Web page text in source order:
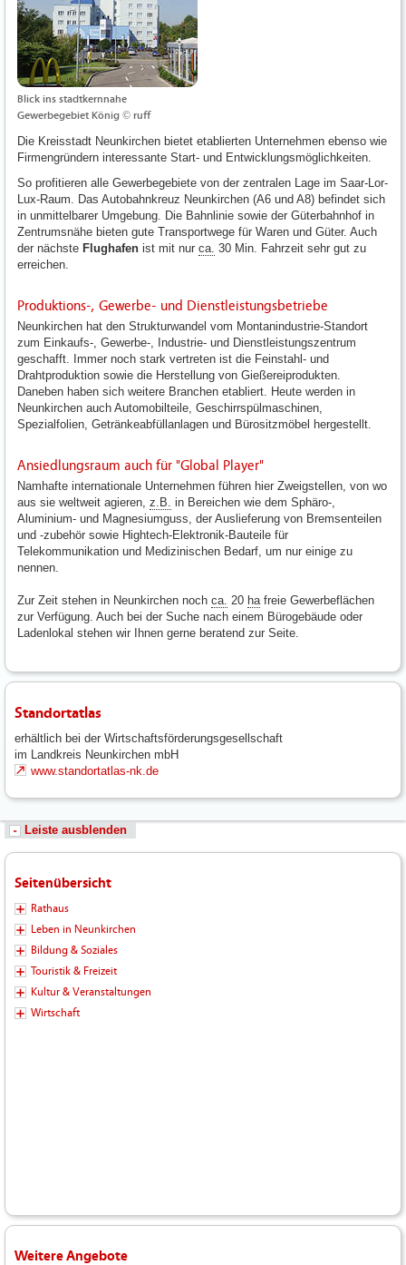
Blick ins stadtkernnahe
Gewerbegebiet König © ruff
Die Kreisstadt Neunkirchen bietet etablierten Unternehmen ebenso wie
Firmengründern interessante Start- und Entwicklungsmöglichkeiten.
So profitieren alle Gewerbegebiete von der zentralen Lage im Saar-Lor-
Lux-Raum. Das Autobahnkreuz Neunkirchen (A6 und A8) befindet sich
in unmittelbarer Umgebung. Die Bahnlinie sowie der Güterbahnhof in
Zentrumsnähe bieten gute Transportwege für Waren und Güter. Auch
der nächste Flughafen ist mit nur ca. 30 Min. Fahrzeit sehr gut zu
erreichen.
Produktions-, Gewerbe- und Dienstleistungsbetriebe
Neunkirchen hat den Strukturwandel vom Montanindustrie-Standort
zum Einkaufs-, Gewerbe-, Industrie- und Dienstleistungszentrum
geschafft. Immer noch stark vertreten ist die Feinstahl- und
Drahtproduktion sowie die Herstellung von Gießereiprodukten.
Daneben haben sich weitere Branchen etabliert. Heute werden in
Neunkirchen auch Automobilteile, Geschirrspülmaschinen,
Spezialfolien, Getränkeabfüllanlagen und Bürositzmöbel hergestellt.
Ansiedlungsraum auch für "Global Player"
Namhafte internationale Unternehmen führen hier Zweigstellen, von wo
aus sie weltweit agieren, z.B. in Bereichen wie dem Sphäro-,
Aluminium- und Magnesiumguss, der Auslieferung von Bremsenteilen
und -zubehör sowie Hightech-Elektronik-Bauteile für
Telekommunikation und Medizinischen Bedarf, um nur einige zu
nennen.
Zur Zeit stehen in Neunkirchen noch ca. 20 ha freie Gewerbeflächen
zur Verfügung. Auch bei der Suche nach einem Bürogebäude oder
Ladenlokal stehen wir Ihnen gerne beratend zur Seite.
Standortatlas
erhältlich bei der Wirtschaftsförderungsgesellschaft
im Landkreis Neunkirchen mbH
www.standortatlas-nk.de
Leiste ausblenden
Seitenübersicht
Rathaus
Leben in Neunkirchen
Bildung & Soziales
Touristik & Freizeit
Kultur & Veranstaltungen
Wirtschaft
Weitere Angebote